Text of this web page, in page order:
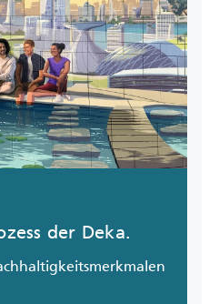
der Deka.